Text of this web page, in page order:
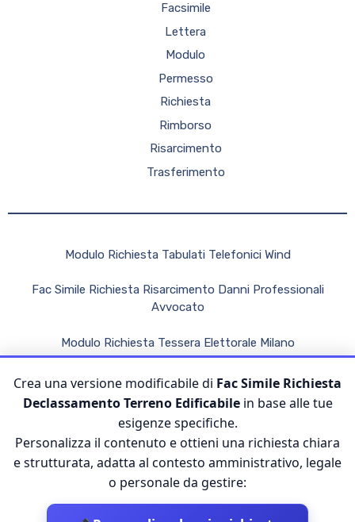
Facsimile
Lettera
Modulo
Permesso
Richiesta
Rimborso
Risarcimento
Trasferimento
Modulo Richiesta Tabulati Telefonici Wind
Fac Simile Richiesta Risarcimento Danni Professionali
Avvocato
Modulo Richiesta Tessera Elettorale Milano
Modulo Richiesta Pannoloni Asl
Crea una versione modificabile di Fac Simile Richiesta
Declassamento Terreno Edificabilein base alle tue
esigenze specifiche.
Personalizza il contenuto e ottieni una richiesta chiara
e strutturata, adatta al contesto amministrativo, legale
o personale da gestire: